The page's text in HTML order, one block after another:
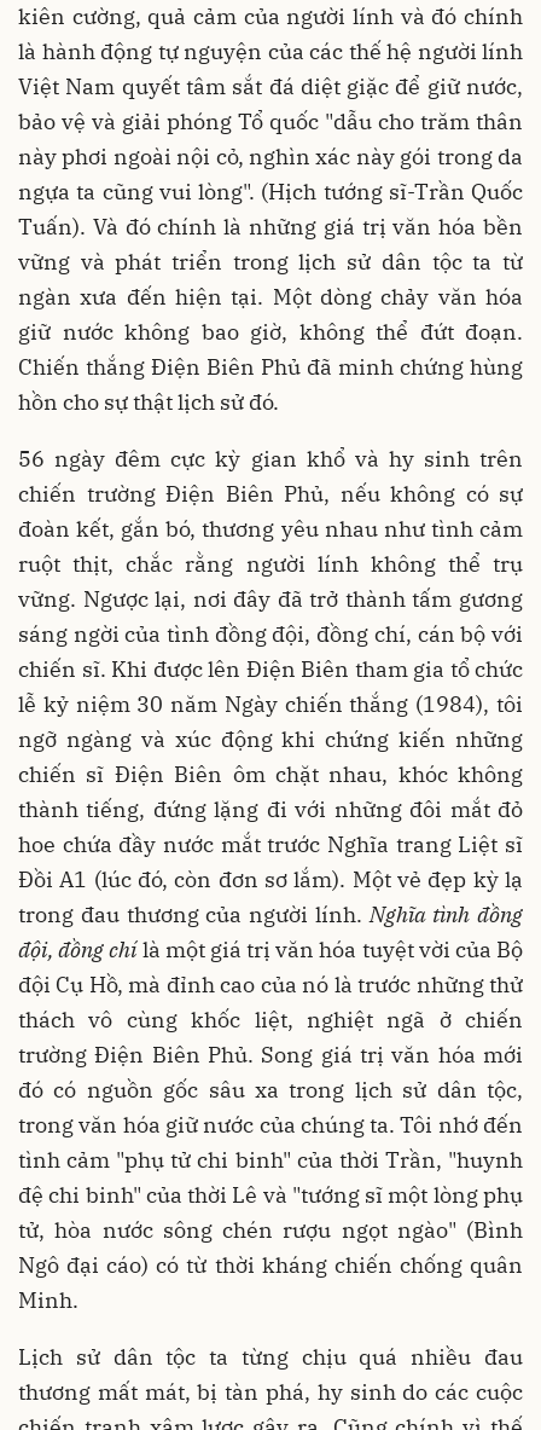
kiên cường, quả cảm của người lính và đó chính
là hành động tự nguyện của các thế hệ người lính
Việt Nam quyết tâm sắt đá diệt giặc để giữ nước,
bảo vệ và giải phóng Tổ quốc "dẫu cho trăm thân
này phơi ngoài nội cỏ, nghìn xác này gói trong da
ngựa ta cũng vui lòng". (Hịch tướng sĩ-Trần Quốc
Tuấn). Và đó chính là những giá trị văn hóa bền
vững và phát triển trong lịch sử dân tộc ta từ
ngàn xưa đến hiện tại. Một dòng chảy văn hóa
giữ nước không bao giờ, không thể đứt đoạn.
Chiến thắng Điện Biên Phủ đã minh chứng hùng
hồn cho sự thật lịch sử đó.
56 ngày đêm cực kỳ gian khổ và hy sinh trên
chiến trường Điện Biên Phủ, nếu không có sự
đoàn kết, gắn bó, thương yêu nhau như tình cảm
ruột thịt, chắc rằng người lính không thể trụ
vững. Ngược lại, nơi đây đã trở thành tấm gương
sáng ngời của tình đồng đội, đồng chí, cán bộ với
chiến sĩ. Khi được lên Điện Biên tham gia tổ chức
lễ kỷ niệm 30 năm Ngày chiến thắng (1984), tôi
ngỡ ngàng và xúc động khi chứng kiến những
chiến sĩ Điện Biên ôm chặt nhau, khóc không
thành tiếng, đứng lặng đi với những đôi mắt đỏ
hoe chứa đầy nước mắt trước Nghĩa trang Liệt sĩ
Đồi A1 (lúc đó, còn đơn sơ lắm). Một vẻ đẹp kỳ lạ
trong đau thương của người lính.Nghĩa tình đồng
đội, đồng chílà một giá trị văn hóa tuyệt vời của Bộ
đội Cụ Hồ, mà đỉnh cao của nó là trước những thử
thách vô cùng khốc liệt, nghiệt ngã ở chiến
trường Điện Biên Phủ. Song giá trị văn hóa mới
đó có nguồn gốc sâu xa trong lịch sử dân tộc,
trong văn hóa giữ nước của chúng ta. Tôi nhớ đến
tình cảm "phụ tử chi binh" của thời Trần, "huynh
đệ chi binh" của thời Lê và "tướng sĩ một lòng phụ
tử, hòa nước sông chén rượu ngọt ngào" (Bình
Ngô đại cáo) có từ thời kháng chiến chống quân
Minh.
Lịch sử dân tộc ta từng chịu quá nhiều đau
thương mất mát, bị tàn phá, hy sinh do các cuộc